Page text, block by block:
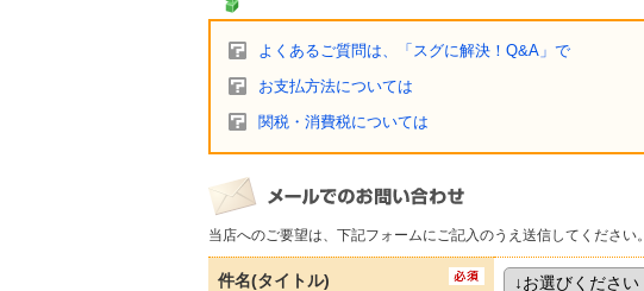
よくあるご質問は、「スグに解決！Q&A」で
お支払方法については
関税・消費税については
当店へのご要望は、下記フォームにご記入のうえ送信してください。
件名(タイトル)